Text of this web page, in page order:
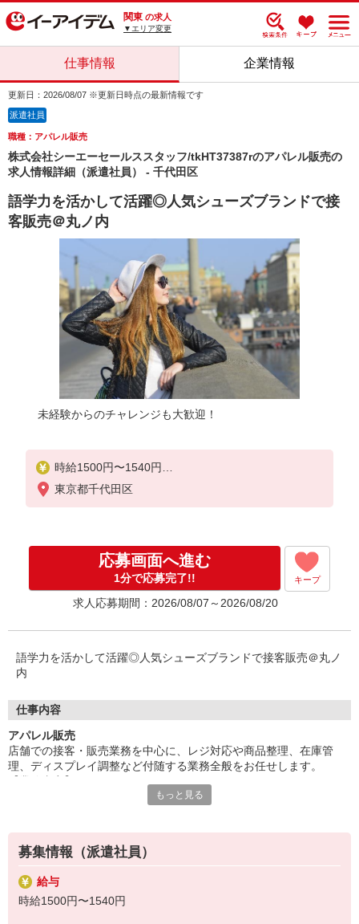
関東 の求人
▼エリア変更
仕事情報 企業情報
更新日：2026/08/07 ※更新日時点の最新情報です
派遣社員
職種：アパレル販売
株式会社シーエーセールススタッフ/tkHT37387rのアパレル販売の
求人情報詳細（派遣社員） - 千代田区
語学力を活かして活躍◎人気シューズブランドで接
客販売＠丸ノ内
未経験からのチャレンジも大歓迎！
時給1500円〜1540円
月給例：時給1,540円の場合 1,540円×8時間×21日
東京都千代田区
応募画面へ進む
1分で応募完了!! キープ
求人応募期間：2026/08/07～2026/08/20
語学力を活かして活躍◎人気シューズブランドで接客販売＠丸ノ
内
仕事内容
アパレル販売
店舗での接客・販売業務を中心に、レジ対応や商品整理、在庫管
理、ディスプレイ調整など付随する業務全般をお任せします。
・開店準備（清掃・商品整理）
・入荷時の検品・品出し対応
・閉店前の売場整理・レジ締め 等
ご来店されたお客様のニーズを伺いながら、商品の特徴や履き心地
をご提案する接客スタイルです。
環境配慮型の素材や機能性など、ブランドならではの魅力をお伝え
もっと見る
募集情報（派遣社員）
給与
時給1500円〜1540円